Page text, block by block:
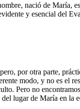
nació de María,
y esencial del
por otra parte,
modo, y no es el
Pero no
lugar de María en la